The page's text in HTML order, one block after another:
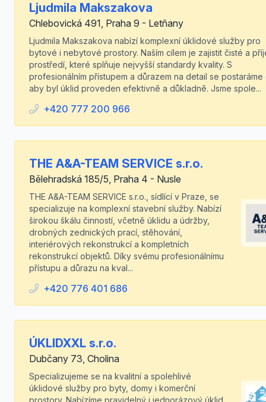
Ljudmila Makszakova
Chlebovická 491, Praha 9 - Letňany
Ljudmila Makszakova nabízí komplexní úklidové služby pro
bytové i nebytové prostory. Naším cílem je zajistit čisté a
prostředí, které splňuje nejvyšší standardy kvality. S
profesionálním přístupem a důrazem na detail se postaráme
aby byl úklid proveden efektivně a důkladně. Jsme spole...
+420 777 200 966
THE A&A-TEAM SERVICE s.r.o.
Bělehradská 185/5, Praha 4 - Nusle
THE A&A-TEAM SERVICE s.r.o., sídlící v Praze, se
specializuje na komplexní stavební služby. Nabízí
širokou škálu činností, včetně úklidu a údržby,
drobných zednických prací, stěhování,
interiérových rekonstrukcí a kompletních
rekonstrukcí objektů. Díky svému profesionálnímu
přístupu a důrazu na kval...
+420 776 401 686
ÚKLIDXXL s.r.o.
Dubčany 73, Cholina
Specializujeme se na kvalitní a spolehlivé
úklidové služby pro byty, domy i komerční
prostory. Nabízíme pravidelný i jednorázový úklid